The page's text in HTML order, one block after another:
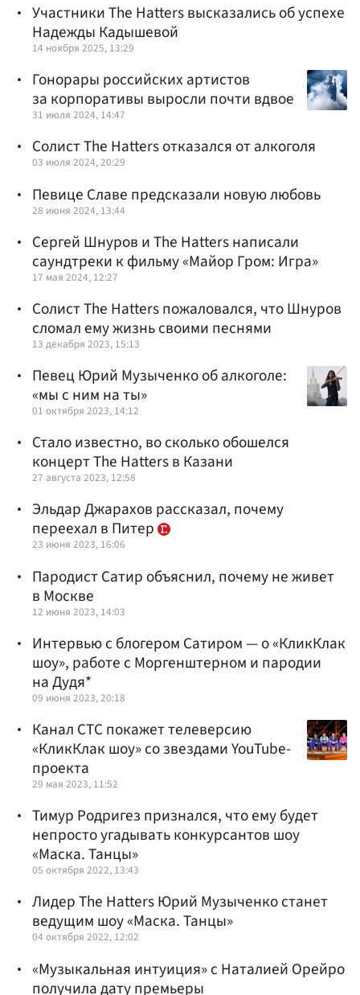
Участники The Hatters высказались об успехе
Надежды Кадышевой
14 ноября 2025, 13:29
Гонорары российских артистов
за корпоративы выросли почти вдвое
31 июля 2024, 14:47
Солист The Hatters отказался от алкоголя
03 июля 2024, 20:29
Певице Славе предсказали новую любовь
28 июня 2024, 13:44
Сергей Шнуров и The Hatters написали
саундтреки к фильму «Майор Гром: Игра»
17 мая 2024, 12:27
Солист The Hatters пожаловался, что Шнуров
сломал ему жизнь своими песнями
13 декабря 2023, 15:13
Певец Юрий Музыченко об алкоголе:
«мы с ним на ты»
01 октября 2023, 14:12
Стало известно, во сколько обошелся
концерт The Hatters в Казани
27 августа 2023, 12:58
Эльдар Джарахов рассказал, почему
переехал в Питер
23 июня 2023, 16:06
Пародист Сатир объяснил, почему не живет
в Москве
12 июня 2023, 14:03
Интервью с блогером Сатиром — о «КликКлак
шоу», работе с Моргенштерном и пародии
на Дудя*
09 июня 2023, 20:18
Канал СТС покажет телеверсию
«КликКлак шоу» со звездами YouTube-
проекта
29 мая 2023, 11:52
Тимур Родригез признался, что ему будет
непросто угадывать конкурсантов шоу
«Маска. Танцы»
05 октября 2022, 13:43
Лидер The Hatters Юрий Музыченко станет
ведущим шоу «Маска. Танцы»
04 октября 2022, 12:02
«Музыкальная интуиция» с Наталией Орейро
получила дату премьеры